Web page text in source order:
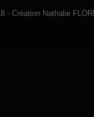
- Création Nathalie